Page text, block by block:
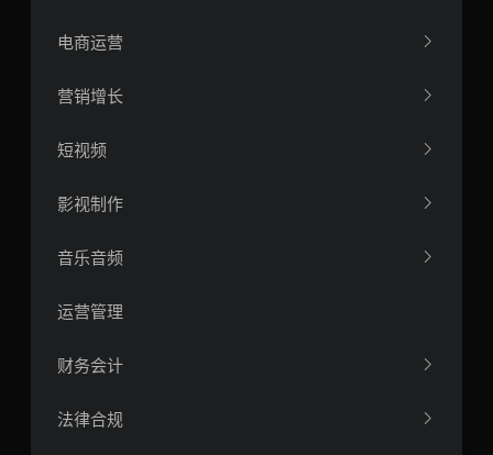
电商运营
营销增长
短视频
影视制作
音乐音频
运营管理
财务会计
法律合规